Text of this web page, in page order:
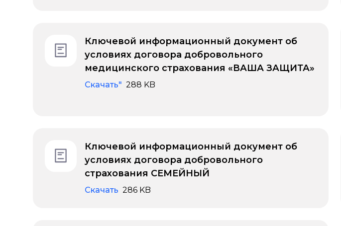
Ключевой информационный документ об
условиях договора добровольного
медицинского страхования «ВАША ЗАЩИТА»
Скачать" 288 KB
Ключевой информационный документ об
условиях договора добровольного
страхования СЕМЕЙНЫЙ
Скачать 286 KB